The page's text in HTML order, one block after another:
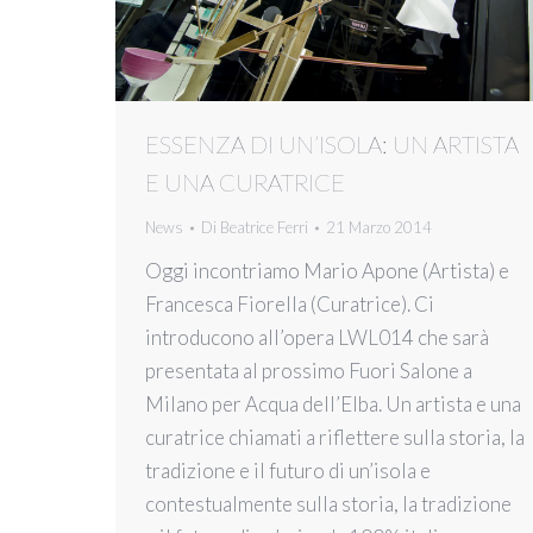
ESSENZA DI UN’ISOLA: UN ARTISTA
E UNA CURATRICE
News Di Beatrice Ferri 21 Marzo 2014
Oggi incontriamo Mario Apone (Artista) e
Francesca Fiorella (Curatrice). Ci
introducono all’opera LWL014 che sarà
presentata al prossimo Fuori Salone a
Milano per Acqua dell’Elba. Un artista e una
curatrice chiamati a riflettere sulla storia, la
tradizione e il futuro di un’isola e
contestualmente sulla storia, la tradizione